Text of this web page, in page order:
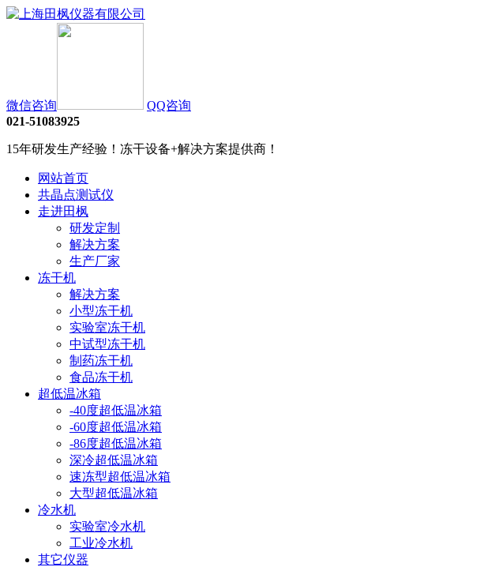
微信咨询
QQ咨询
021-51083925
15年研发生产经验！冻干设备+解决方案提供商！
网站首页
共晶点测试仪
走进田枫
研发定制
解决方案
生产厂家
冻干机
解决方案
小型冻干机
实验室冻干机
中试型冻干机
制药冻干机
食品冻干机
超低温冰箱
-40度超低温冰箱
-60度超低温冰箱
-86度超低温冰箱
深冷超低温冰箱
速冻型超低温冰箱
大型超低温冰箱
冷水机
实验室冷水机
工业冷水机
其它仪器